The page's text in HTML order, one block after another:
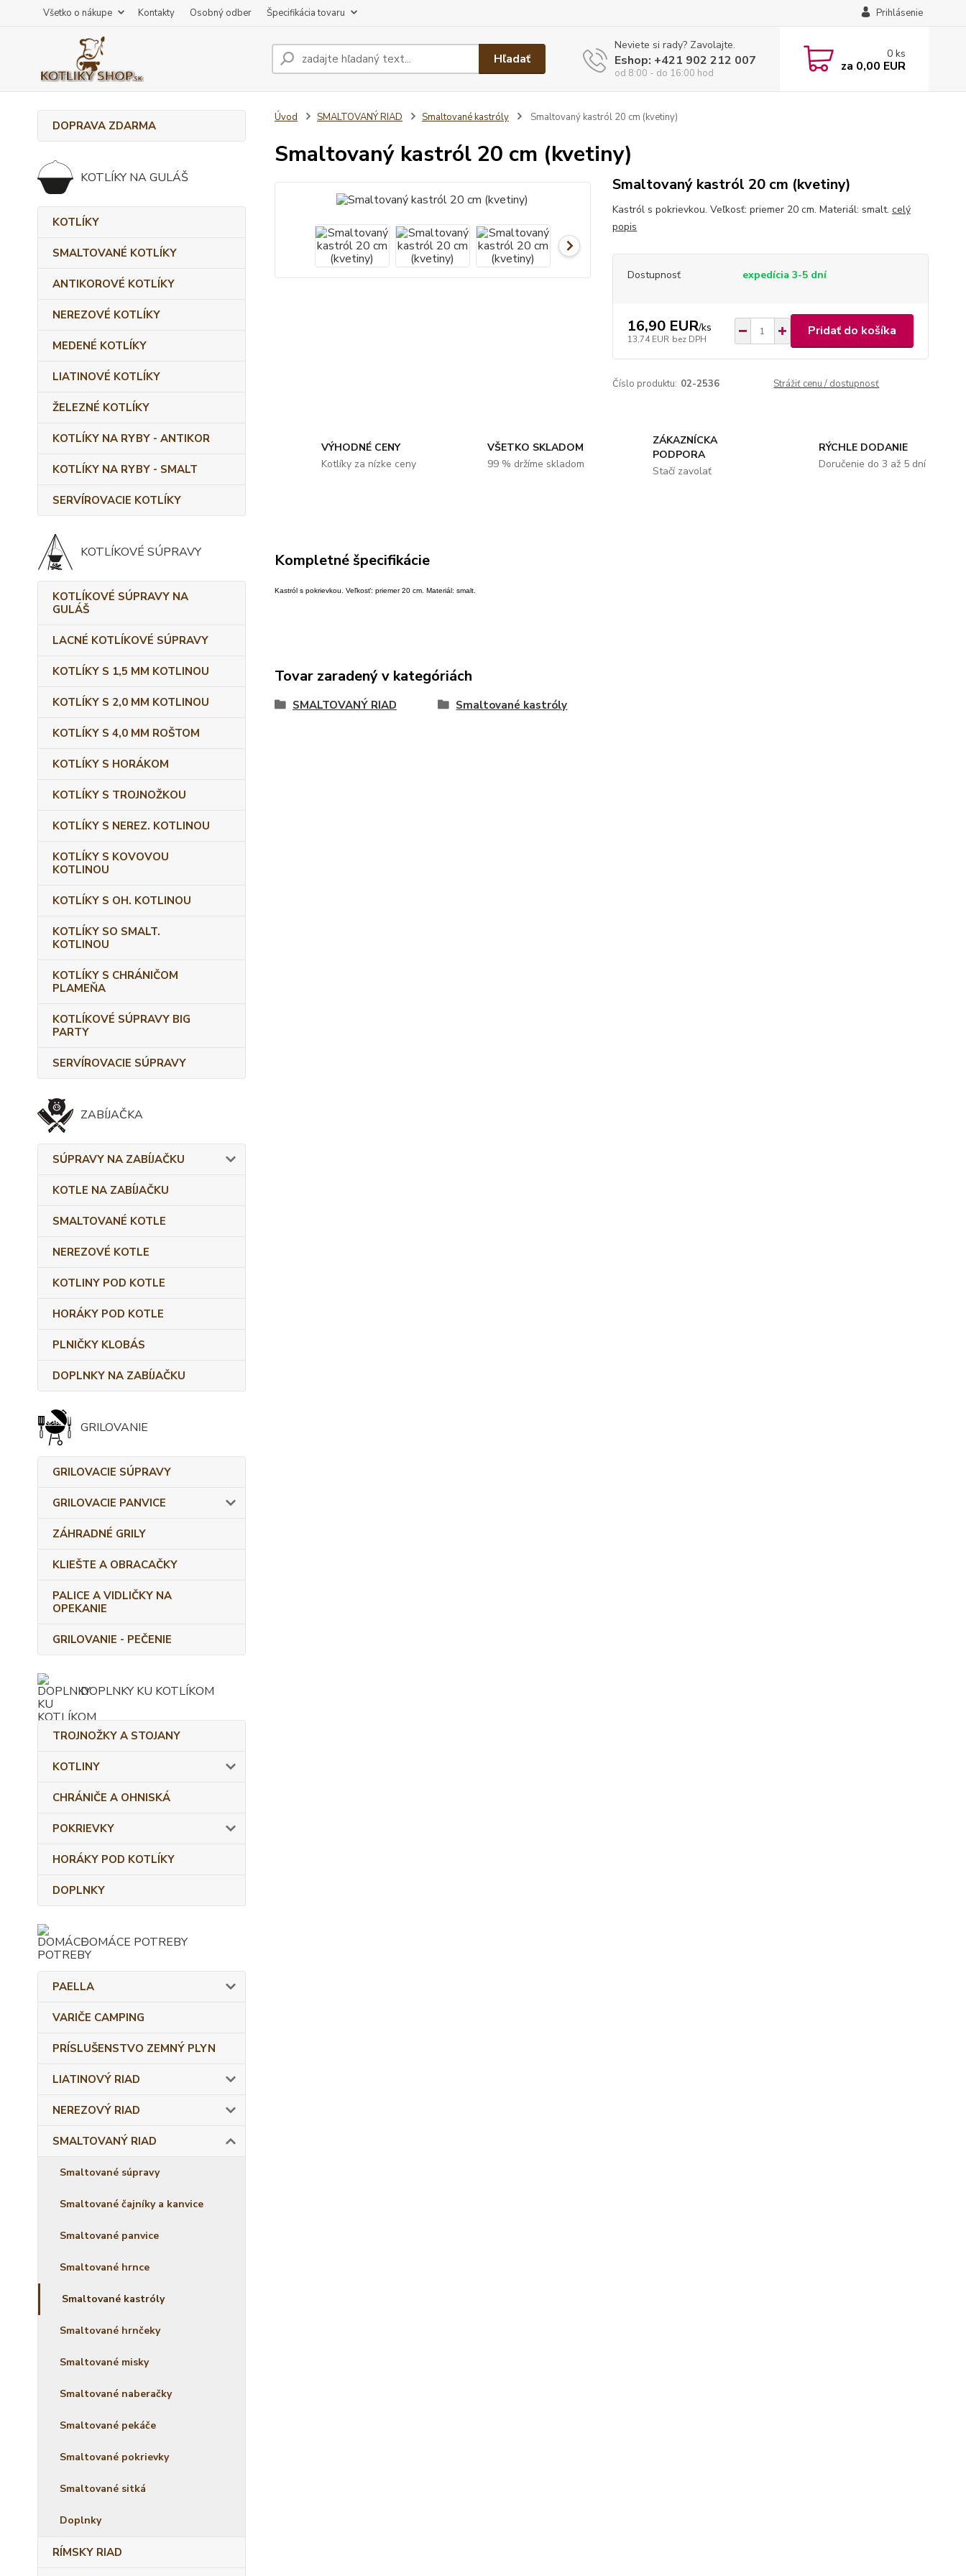
Všetko o nákupe Kontakty Osobný odber Špecifikácia tovaru Prihlásenie
Hľadať
Neviete si rady? Zavolajte.
Eshop: +421 902 212 007
od 8:00 - do 16:00 hod
0 ks
za 0,00 EUR
DOPRAVA ZDARMA
KOTLÍKY NA GULÁŠ
KOTLÍKY
SMALTOVANÉ KOTLÍKY
ANTIKOROVÉ KOTLÍKY
NEREZOVÉ KOTLÍKY
MEDENÉ KOTLÍKY
LIATINOVÉ KOTLÍKY
ŽELEZNÉ KOTLÍKY
KOTLÍKY NA RYBY - ANTIKOR
KOTLÍKY NA RYBY - SMALT
SERVÍROVACIE KOTLÍKY
KOTLÍKOVÉ SÚPRAVY
KOTLÍKOVÉ SÚPRAVY NA
GULÁŠ
LACNÉ KOTLÍKOVÉ SÚPRAVY
KOTLÍKY S 1,5 MM KOTLINOU
KOTLÍKY S 2,0 MM KOTLINOU
KOTLÍKY S 4,0 MM ROŠTOM
KOTLÍKY S HORÁKOM
KOTLÍKY S TROJNOŽKOU
KOTLÍKY S NEREZ. KOTLINOU
KOTLÍKY S KOVOVOU
KOTLINOU
KOTLÍKY S OH. KOTLINOU
KOTLÍKY SO SMALT.
KOTLINOU
KOTLÍKY S CHRÁNIČOM
PLAMEŇA
KOTLÍKOVÉ SÚPRAVY BIG
PARTY
SERVÍROVACIE SÚPRAVY
ZABÍJAČKA
SÚPRAVY NA ZABÍJAČKU
KOTLE NA ZABÍJAČKU
SMALTOVANÉ KOTLE
NEREZOVÉ KOTLE
KOTLINY POD KOTLE
HORÁKY POD KOTLE
PLNIČKY KLOBÁS
DOPLNKY NA ZABÍJAČKU
GRILOVANIE
GRILOVACIE SÚPRAVY
GRILOVACIE PANVICE
ZÁHRADNÉ GRILY
KLIEŠTE A OBRACAČKY
PALICE A VIDLIČKY NA
OPEKANIE
GRILOVANIE - PEČENIE
DOPLNKY KU KOTLÍKOM
TROJNOŽKY A STOJANY
KOTLINY
CHRÁNIČE A OHNISKÁ
POKRIEVKY
HORÁKY POD KOTLÍKY
DOPLNKY
DOMÁCE POTREBY
PAELLA
VARIČE CAMPING
PRÍSLUŠENSTVO ZEMNÝ PLYN
LIATINOVÝ RIAD
NEREZOVÝ RIAD
SMALTOVANÝ RIAD
Smaltované súpravy
Smaltované čajníky a kanvice
Smaltované panvice
Smaltované hrnce
Smaltované kastróly
Smaltované hrnčeky
Smaltované misky
Smaltované naberačky
Smaltované pekáče
Smaltované pokrievky
Smaltované sitká
Doplnky
RÍMSKY RIAD
Úvod SMALTOVANÝ RIAD Smaltované kastróly Smaltovaný kastról 20 cm (kvetiny)
Smaltovaný kastról 20 cm (kvetiny)
Smaltovaný kastról 20 cm (kvetiny)
Kastról s pokrievkou. Veľkosť: priemer 20 cm. Materiál: smalt. celý
popis
Dostupnosť expedícia 3-5 dní
16,90 EUR/ks
13,74 EUR bez DPH
Pridať do košíka
Číslo produktu: 02-2536 Strážiť cenu / dostupnosť
VÝHODNÉ CENY
Kotlíky za nízke ceny
VŠETKO SKLADOM
99 % držíme skladom
ZÁKAZNÍCKA
PODPORA
Stačí zavolať
RÝCHLE DODANIE
Doručenie do 3 až 5 dní
Kompletné špecifikácie
Kastról s pokrievkou. Veľkosť: priemer 20 cm. Materiál: smalt.
Tovar zaradený v kategóriách
SMALTOVANÝ RIAD Smaltované kastróly